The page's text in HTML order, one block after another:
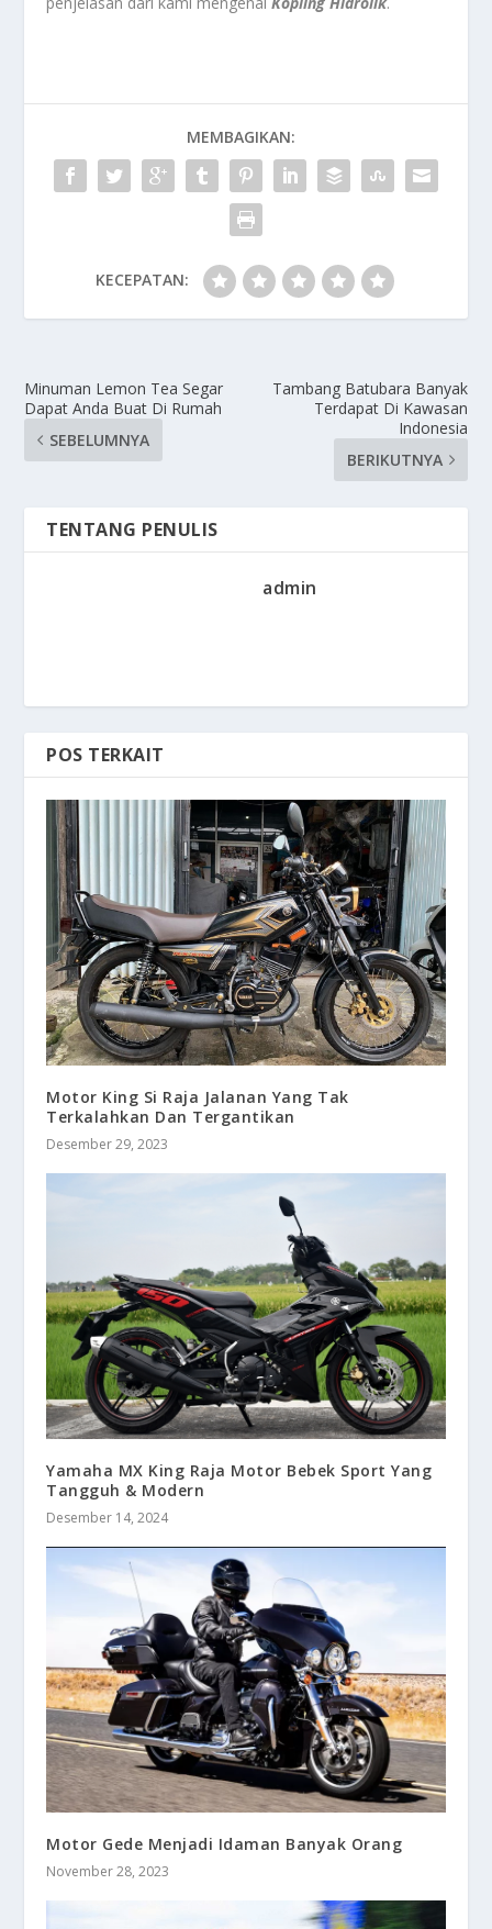
MEMBAGIKAN:
KECEPATAN:
Minuman Lemon Tea Segar
Dapat Anda Buat Di Rumah
SEBELUMNYA
Tambang Batubara Banyak
Terdapat Di Kawasan
Indonesia
BERIKUTNYA
TENTANG PENULIS
admin
POS TERKAIT
Motor King Si Raja Jalanan Yang Tak
Terkalahkan Dan Tergantikan
Desember 29, 2023
Yamaha MX King Raja Motor Bebek Sport Yang
Tangguh & Modern
Desember 14, 2024
Motor Gede Menjadi Idaman Banyak Orang
November 28, 2023